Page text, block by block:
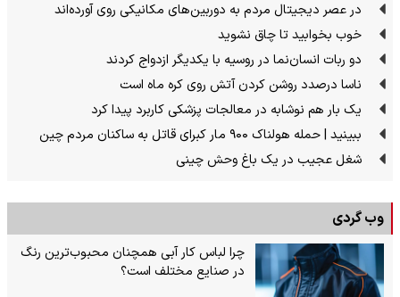
در عصر دیجیتال مردم به دوربین‌های مکانیکی روی آورده‌اند
خوب بخوابید تا چاق نشوید
دو ربات انسان‌نما در روسیه با یکدیگر ازدواج کردند
ناسا درصدد روشن کردن آتش روی کره ماه است
یک بار هم نوشابه در معالجات پزشکی کاربرد پیدا کرد
ببینید | حمله هولناک ۹۰۰ مار کبرای قاتل به ساکنان مردم چین
شغل عجیب در یک باغ وحش چینی
وب گردی
چرا لباس کار آبی همچنان محبوب‌ترین رنگ
در صنایع مختلف است؟